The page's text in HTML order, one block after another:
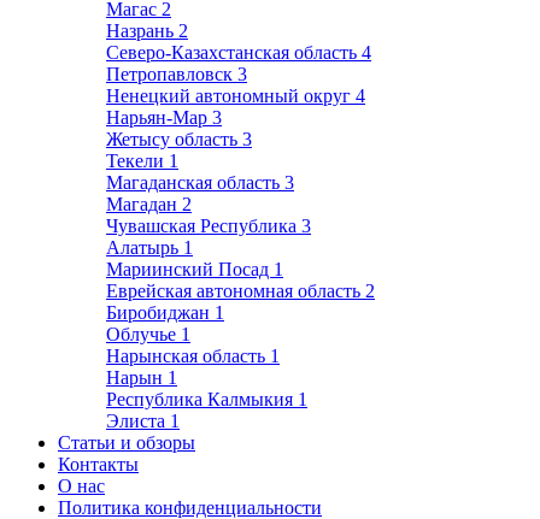
Магас 2
Назрань 2
Северо-Казахстанская область 4
Петропавловск 3
Ненецкий автономный округ 4
Нарьян-Мар 3
Жетысу область 3
Текели 1
Магаданская область 3
Магадан 2
Чувашская Республика 3
Алатырь 1
Мариинский Посад 1
Еврейская автономная область 2
Биробиджан 1
Облучье 1
Нарынская область 1
Нарын 1
Республика Калмыкия 1
Элиста 1
Статьи и обзоры
Контакты
О нас
Политика конфиденциальности